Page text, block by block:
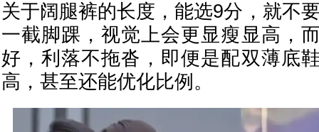
关于阔腿裤的长度，能选9分，就不
一截脚踝，视觉上会更显瘦显高，
好，利落不拖沓，即便是配双薄底
高，甚至还能优化比例。